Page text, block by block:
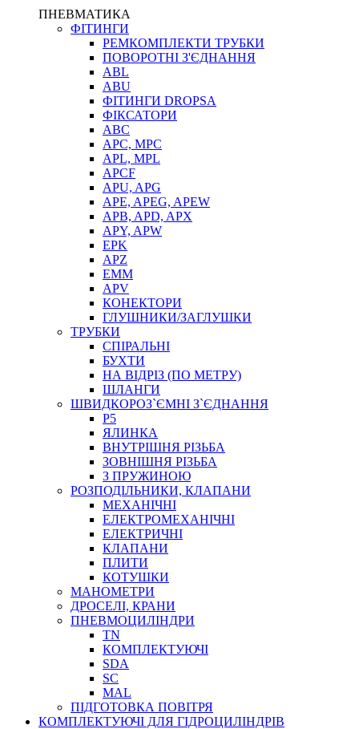
ПНЕВМАТИКА
ФІТИНГИ
РЕМКОМПЛЕКТИ ТРУБКИ
ПОВОРОТНІ З'ЄДНАННЯ
ABL
ABU
ФІТИНГИ DROPSA
ФІКСАТОРИ
ABC
APC, MPC
APL, MPL
APCF
APU, APG
APE, APEG, APEW
APB, APD, APX
APY, APW
EPK
APZ
EMM
APV
КОНЕКТОРИ
ГЛУШНИКИ/ЗАГЛУШКИ
ТРУБКИ
СПІРАЛЬНІ
БУХТИ
НА ВІДРІЗ (ПО МЕТРУ)
ШЛАНГИ
ШВИДКОРОЗ`ЄМНІ З`ЄДНАННЯ
P5
ЯЛИНКА
ВНУТРІШНЯ РІЗЬБА
ЗОВНІШНЯ РІЗЬБА
З ПРУЖИНОЮ
РОЗПОДІЛЬНИКИ, КЛАПАНИ
МЕХАНІЧНІ
ЕЛЕКТРОМЕХАНІЧНІ
ЕЛЕКТРИЧНІ
КЛАПАНИ
ПЛИТИ
КОТУШКИ
МАНОМЕТРИ
ДРОСЕЛІ, КРАНИ
ПНЕВМОЦИЛІНДРИ
TN
КОМПЛЕКТУЮЧІ
SDA
SC
MAL
ПІДГОТОВКА ПОВІТРЯ
КОМПЛЕКТУЮЧІ ДЛЯ ГІДРОЦИЛІНДРІВ